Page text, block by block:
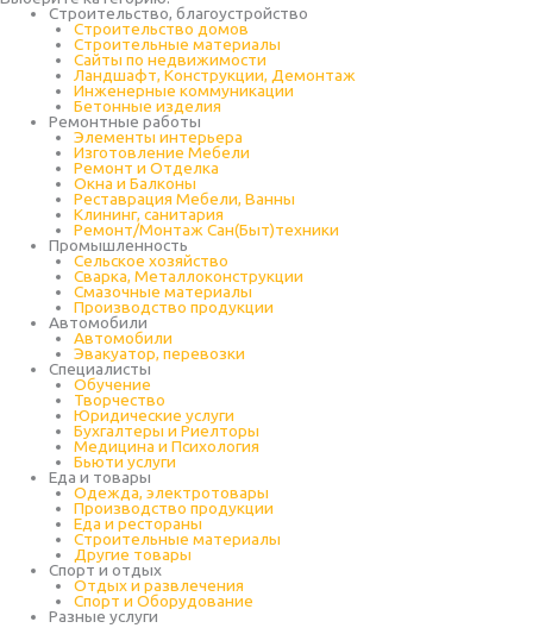
Строительство, благоустройство
Строительство домов
Строительные материалы
Сайты по недвижимости
Ландшафт, Конструкции, Демонтаж
Инженерные коммуникации
Бетонные изделия
Ремонтные работы
Элементы интерьера
Изготовление Мебели
Ремонт и Отделка
Окна и Балконы
Реставрация Мебели, Ванны
Клининг, санитария
Ремонт/Монтаж Сан(Быт)техники
Промышленность
Cельское хозяйство
Сварка, Металлоконструкции
Cмазочные материалы
Производство продукции
Автомобили
Автомобили
Эвакуатор, перевозки
Специалисты
Обучение
Творчество
Юридические услуги
Бухгалтеры и Риелторы
Медицина и Психология
Бьюти услуги
Еда и товары
Одежда, электротовары
Производство продукции
Еда и рестораны
Строительные материалы
Другие товары
Спорт и отдых
Отдых и развлечения
Спорт и Оборудование
Разные услуги